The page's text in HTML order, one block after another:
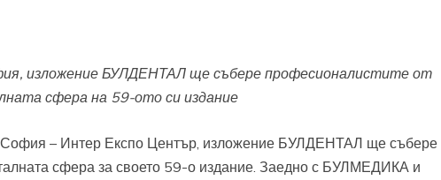
изложение БУЛДЕНТАЛ ще събере професионалистите от
сфера на 59-ото си издание
София – Интер Експо Център, изложение БУЛДЕНТАЛ ще събере
сфера за своето 59-о издание. Заедно с БУЛМЕДИКА и